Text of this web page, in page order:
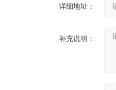
详细地址：
补充说明：